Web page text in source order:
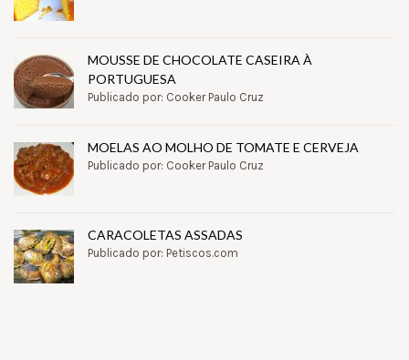
MOUSSE DE CHOCOLATE CASEIRA À
PORTUGUESA
Publicado por: Cooker Paulo Cruz
MOELAS AO MOLHO DE TOMATE E CERVEJA
Publicado por: Cooker Paulo Cruz
CARACOLETAS ASSADAS
Publicado por: Petiscos.com